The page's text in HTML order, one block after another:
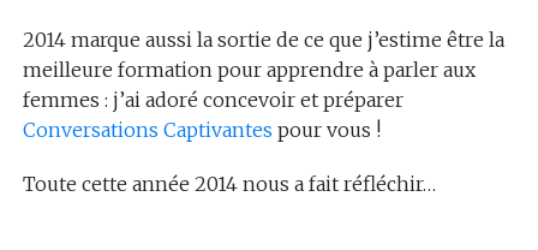
2014 marque aussi la sortie de ce que j’estime être la
meilleure formation pour apprendre à parler aux
femmes : j’ai adoré concevoir et préparer
Conversations Captivantes pour vous !
Toute cette année 2014 nous a fait réfléchir…